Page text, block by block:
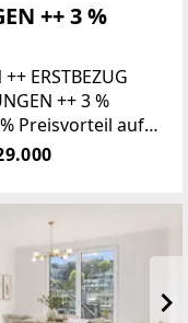
++ 3 %
ERSTBEZUG
++ 3 %
Preisvorteil auf
ein Kaufanbot